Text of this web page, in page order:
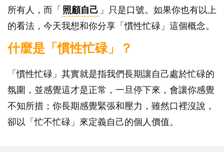
所有人，而「 照顧自己 」只是口號。如果你也有以上
的看法，今天我想和你分享「慣性忙碌」這個概念。
什麼是「慣性忙碌」？
「慣性忙碌」其實就是指我們長期讓自己處於忙碌的
氛圍，並感覺這才是正常，一旦停下來，會讓你感覺
不知所措；你長期感覺緊張和壓力，雖然口裡沒說，
卻以「忙不忙碌」來定義自己的個人價值。